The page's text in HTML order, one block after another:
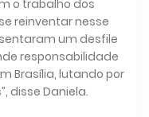
o trabalho dos
reinventar nesse
um desfile
responsabilidade
Brasília, lutando por
disse Daniela.